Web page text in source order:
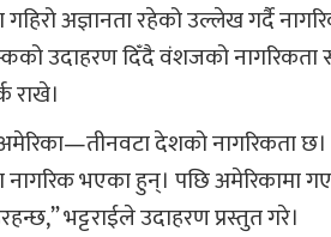
अज्ञानता रहेको उल्लेख गर्दै
उदाहरण दिँदै वंशजको नागरिकता
राखे।
देशको नागरिकता छ।
भएका हुन्। पछि अमेरिकामा
भट्टराईले उदाहरण प्रस्तुत गरे।